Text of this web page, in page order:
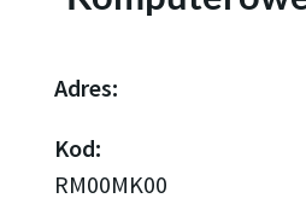
Adres:
Kod:
RM00MK00